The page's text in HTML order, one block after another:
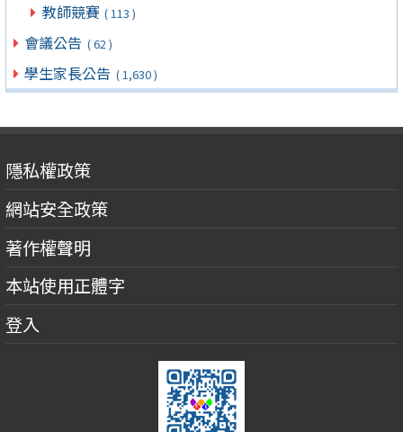
教師競賽 ( 113 )
會議公告 ( 62 )
學生家長公告 ( 1,630 )
隱私權政策
網站安全政策
著作權聲明
本站使用正體字
登入